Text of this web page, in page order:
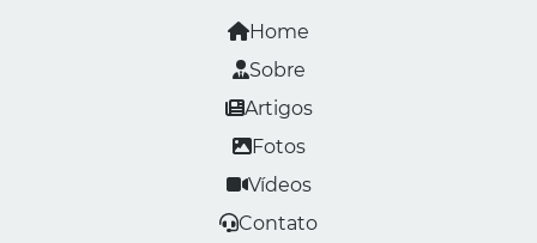
Home
Sobre
Artigos
Fotos
Vídeos
Contato